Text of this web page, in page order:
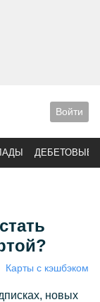
Войти
ДЕБЕТОВЫЕ
Карты с кэшбэком
новых